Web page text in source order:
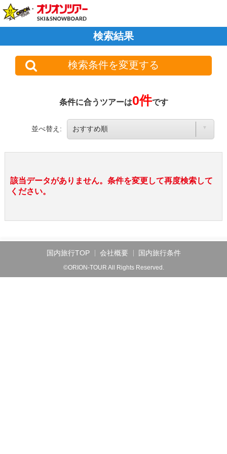
検索結果
検索条件を変更する
条件に合うツアーは0件です
並べ替え:
該当データがありません。条件を変更して再度検索して
ください。
国内旅行TOP 会社概要 国内旅行条件
©ORION-TOUR All Rights Reserved.